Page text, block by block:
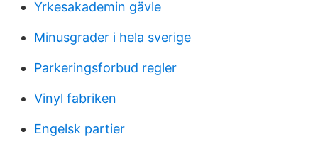
Yrkesakademin gävle
Minusgrader i hela sverige
Parkeringsforbud regler
Vinyl fabriken
Engelsk partier